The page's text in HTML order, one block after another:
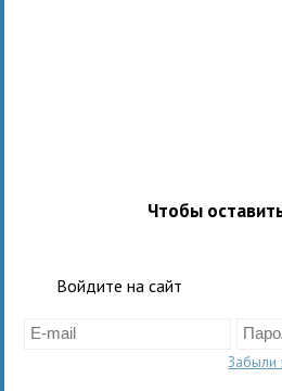
Чтобы
Войдите на сайт
Забыли